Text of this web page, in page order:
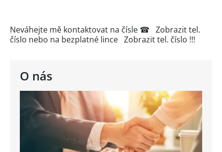
O nás
Neváhejte mě kontaktovat na čísle ☎ Zobrazit tel.
číslo nebo na bezplatné lince Zobrazit tel. číslo !!!